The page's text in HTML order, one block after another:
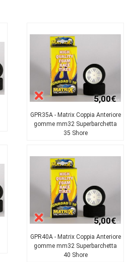
5,00€
GPR35A - Matrix Coppia Anteriore
gomme mm32 Superbarchetta
35 Shore
5,00€
GPR40A - Matrix Coppia Anteriore
gomme mm32 Superbarchetta
40 Shore